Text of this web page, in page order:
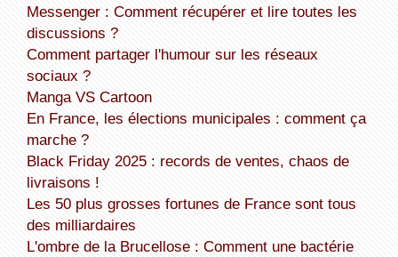
Messenger : Comment récupérer et lire toutes les
discussions ?
Comment partager l'humour sur les réseaux
sociaux ?
Manga VS Cartoon
En France, les élections municipales : comment ça
marche ?
Black Friday 2025 : records de ventes, chaos de
livraisons !
Les 50 plus grosses fortunes de France sont tous
des milliardaires
L'ombre de la Brucellose : Comment une bactérie